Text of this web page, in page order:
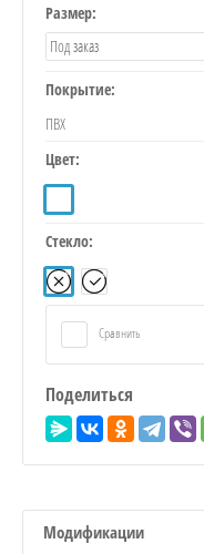
Размер:
Под заказ
Покрытие:
ПВХ
Цвет:
Стекло:
Сравнить
Поделиться
Модификации